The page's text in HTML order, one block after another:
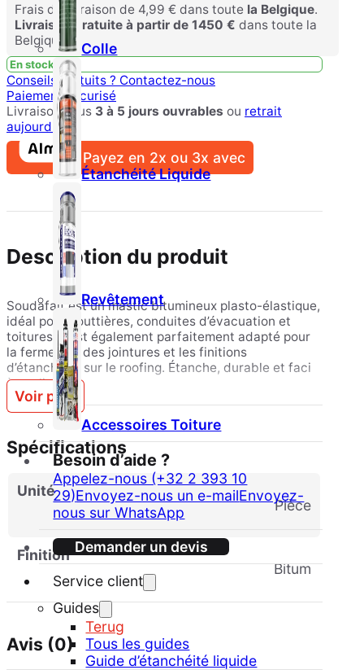
Colle
Étanchéité Liquide
Revêtement
Accessoires Toiture
Besoin d’aide ?
Appelez-nous (+32 2 393 10
29)Envoyez-nous un e-mailEnvoyez-
nous sur WhatsApp
Demander un devis
Service client
Guides
Terug
Tous les guides
Guide d’étanchéité liquide
Frais de livraison de 4,99 € dans toute la Belgique.
Livraison gratuite à partir de 1450 € dans toute la
Belgique.
En stock
Conseils gratuits ? Contactez-nous
Paiement sécurisé
Livraison sous 3 à 5 jours ouvrables ou retrait
aujourd'hui
Payez en 2x ou 3x avec
Description du produit
Soudafalt est un mastic bitumineux plasto-élastique,
idéal pour gouttières, conduites d’évacuation et
toitures. Il est également parfaitement adapté pour
la fermeture des jointures et les finitions
d’étanchéité sur le roofing. Étanche, durable et facile
à appliquer.
Voir plus
Spécifications
Unité
pièce
Finition
Bitum
Avis (0)